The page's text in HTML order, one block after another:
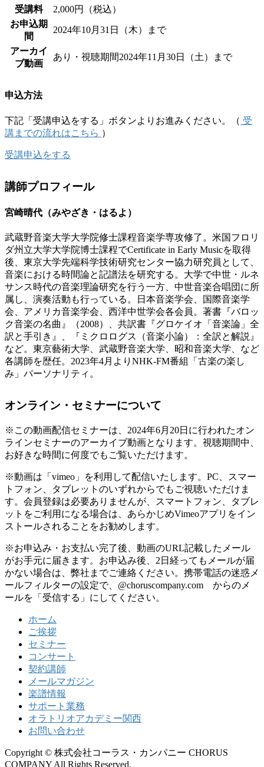
受講料
2,000円（税込）
お申込期
間
2024年10月31日（木）まで
アーカイ
ブ動画
あり・視聴期間2024年11月30日（土）まで
申込方法
下記「受講申込をする」ボタンよりお進みください。（ 受
講までの流れはこちら ）
受講申込をする
講師プロフィール
宮崎晴代（みやざき・はるよ）
武蔵野音楽大学大学院修士課程音楽学専攻修了。米国フロリ
ダ州立大学大学院博士課程でCertificate in Early Musicを取得
後、東京大学先端科学技術研究センター協力研究員として、
音楽における時間論と記譜法を研究する。大学で中世・ルネ
サンス時代の音楽理論研究を行う一方、中世音楽合唱団に所
属し、演奏活動も行っている。日本音楽学会、国際音楽学
会、アメリカ音楽学会、西洋中世学会各会員。著書『バロッ
ク音楽の名曲』（2008）、共訳書『グロケイオ「音楽論」全
訳と手引き』、『ミクロログス（音楽小論）：全訳と解説』
など。東京藝術大学、武蔵野音楽大学、昭和音楽大学、など
各講師を歴任。2023年4月よりNHK-FM番組「古楽の楽し
み」パーソナリティ。
オンライン・セミナーについて
※この動画配信セミナーは、2024年6月20日に行われたオン
ラインセミナーのアーカイブ動画となります。視聴期間中、
お好きな時間に何度でもご覧いただけます。
※動画は「vimeo」を利用して配信いたします。PC、スマー
トフォン、タブレットのいずれからでもご視聴いただけま
す。会員登録は必要ありませんが、スマートフォン、タブレ
ットをご利用になる場合は、あらかじめVimeoアプリをイン
ストールされることをお勧めします。
※お申込み・お支払い完了後、動画のURL記載したメール
がお手元に届きます。お申込み後、2日経ってもメールが届
かない場合は、弊社までご連絡ください。携帯電話の迷惑メ
ールフィルターの設定で、@choruscompany.com からのメ
ールを「受信する」にしてください。
ホーム
ご挨拶
セミナー
コンサート
契約講師
メールマガジン
楽譜情報
サポート業務
オラトリオアカデミー関西
お問い合わせ
Copyright © 株式会社コーラス・カンパニー CHORUS
COMPANY All Rights Reserved.